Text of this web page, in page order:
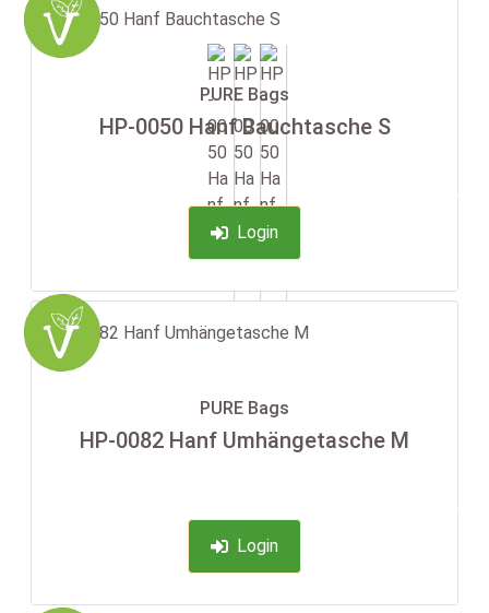
PURE Bags
HP-0050 Hanf Bauchtasche S
Login
-35%
PURE Bags
HP-0082 Hanf Umhängetasche M
Login
-35%